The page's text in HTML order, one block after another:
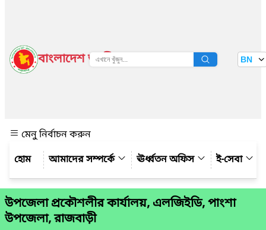
বাংলাদেশ জাতীয় তথ্য বাতায়ন BN
মেনু নির্বাচন করুন
আমাদের সম্পর্কে
ঊর্ধ্বতন অফিস ই-সেবা
উপজেলা প্রকৌশলীর কার্যালয়, এলজিইডি, পাংশা
উপজেলা, রাজবাড়ী